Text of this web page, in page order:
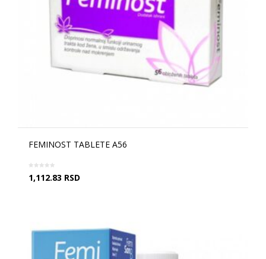
FEMINOST TABLETE A56
1,112.83 RSD